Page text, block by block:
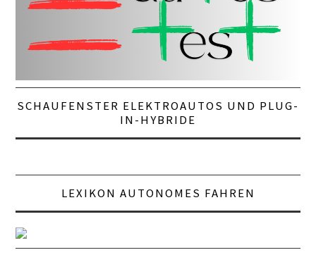
SCHAUFENSTER ELEKTROAUTOS UND PLUG-
IN-HYBRIDE
LEXIKON AUTONOMES FAHREN